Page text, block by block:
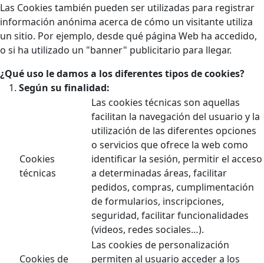
Las Cookies también pueden ser utilizadas para registrar
información anónima acerca de cómo un visitante utiliza
un sitio. Por ejemplo, desde qué página Web ha accedido,
o si ha utilizado un "banner" publicitario para llegar.
¿Qué uso le damos a los diferentes tipos de cookies?
Según su finalidad:
Cookies
técnicas
Las cookies técnicas son aquellas
facilitan la navegación del usuario y la
utilización de las diferentes opciones
o servicios que ofrece la web como
identificar la sesión, permitir el acceso
a determinadas áreas, facilitar
pedidos, compras, cumplimentación
de formularios, inscripciones,
seguridad, facilitar funcionalidades
(videos, redes sociales…).
Cookies de
Las cookies de personalización
permiten al usuario acceder a los